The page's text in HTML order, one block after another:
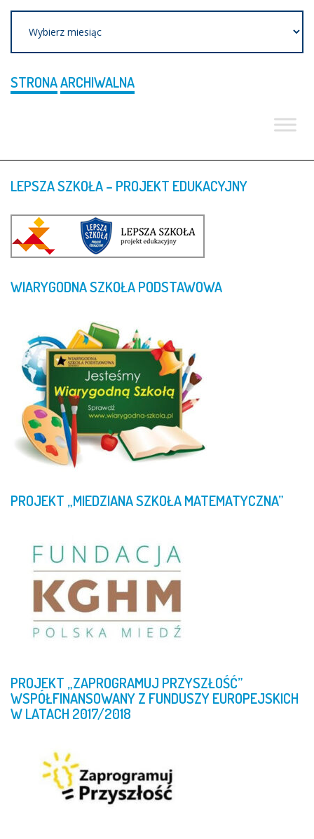
STRONAARCHIWALNA
LEPSZASZKOŁA– PROJEKT EDUKACYJNY
WIARYGODNASZKOŁAPODSTAWOWA
PROJEKT „MIEDZIANASZKOŁAMATEMATYCZNA”
PROJEKT „ZAPROGRAMUJ PRZYSZŁOŚĆ”
WSPÓŁFINANSOWANYZ FUNDUSZYEUROPEJSKICH
WLATACH2017/2018